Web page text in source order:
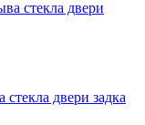
двери задка